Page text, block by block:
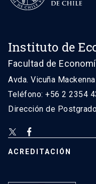
Instituto de
Facultad de
Avda. Vicuña
Teléfono: +56 2 2354
Dirección de
ACREDITACIÓN